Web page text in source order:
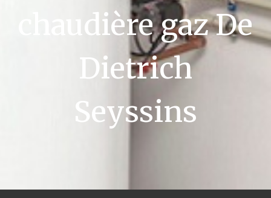
chaudière gaz De
Dietrich
Seyssins